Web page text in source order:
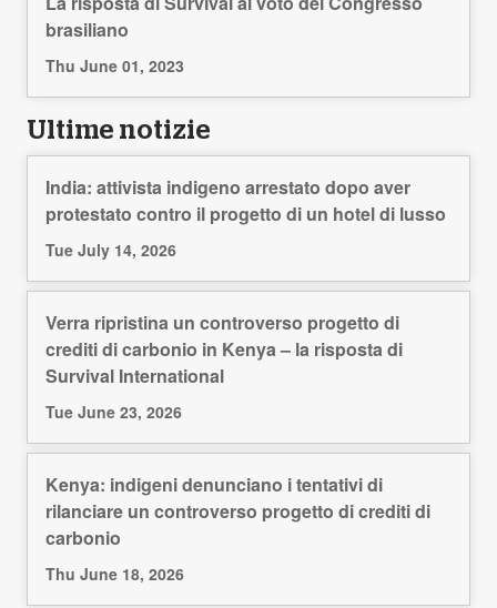
brasiliano
Thu June 01, 2023
Ultime notizie
India: attivista indigeno arrestato dopo aver
protestato contro il progetto di un hotel di lusso
Tue July 14, 2026
Verra ripristina un controverso progetto di
crediti di carbonio in Kenya – la risposta di
Survival International
Tue June 23, 2026
Kenya: indigeni denunciano i tentativi di
rilanciare un controverso progetto di crediti di
carbonio
Thu June 18, 2026